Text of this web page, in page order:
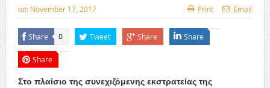
on: November 17, 2017 Print Email
Share 0 Tweet Share Share
Share
Στο πλαίσιο της συνεχιζόμενης εκστρατείας της